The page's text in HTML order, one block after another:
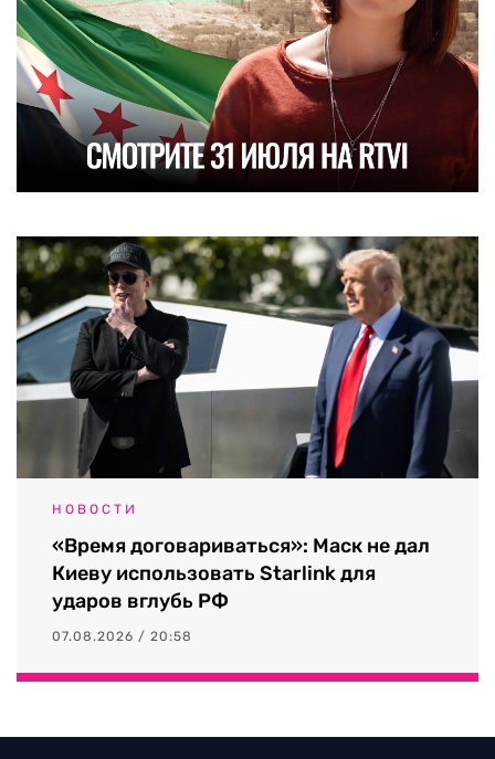
НОВОСТИ
«Время договариваться»: Маск не дал
Киеву использовать Starlink для
ударов вглубь РФ
07.08.2026 / 20:58